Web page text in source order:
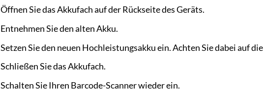
Öffnen Sie das Akkufach auf der Rückseite des Geräts.
Entnehmen Sie den alten Akku.
Setzen Sie den neuen Hochleistungsakku ein. Achten Sie dabei auf
Schließen Sie das Akkufach.
Schalten Sie Ihren Barcode-Scanner wieder ein.